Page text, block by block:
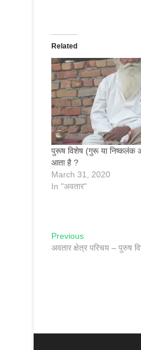
Related
पुरूष विशेष (गुरू या निष्कलंक
आता है ?
March 31, 2020
In "अवतार"
Post
navigation
PreviousPrevious
post:
अवतार क्षेत्र परिचय – पुरुष